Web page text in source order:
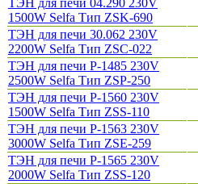
ТЭН для печи 04.290 230V
1500W Selfa Тип ZSK-690
ТЭН для печи 30.062 230V
2200W Selfa Тип ZSC-022
ТЭН для печи P-1485 230V
2500W Selfa Тип ZSP-250
ТЭН для печи P-1560 230V
1500W Selfa Тип ZSS-110
ТЭН для печи P-1563 230V
3000W Selfa Тип ZSE-259
ТЭН для печи P-1565 230V
2000W Selfa Тип ZSS-120